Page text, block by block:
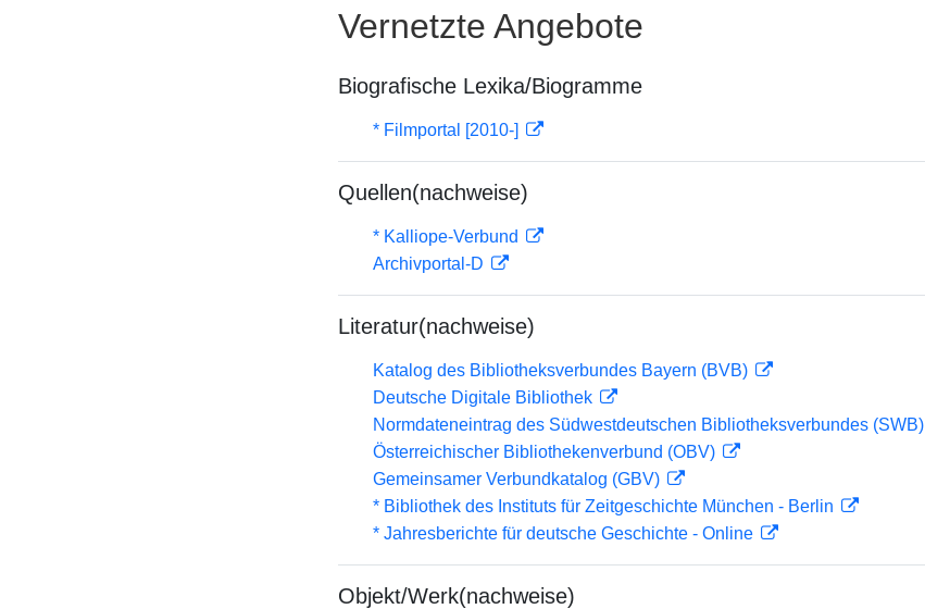
Vernetzte Angebote
Biografische Lexika/Biogramme
* Filmportal [2010-]
Quellen(nachweise)
* Kalliope-Verbund
Archivportal-D
Literatur(nachweise)
Katalog des Bibliotheksverbundes Bayern (BVB)
Deutsche Digitale Bibliothek
Normdateneintrag des Südwestdeutschen Bibliotheksverbundes (SWB)
Österreichischer Bibliothekenverbund (OBV)
Gemeinsamer Verbundkatalog (GBV)
* Bibliothek des Instituts für Zeitgeschichte München - Berlin
* Jahresberichte für deutsche Geschichte - Online
Objekt/Werk(nachweise)